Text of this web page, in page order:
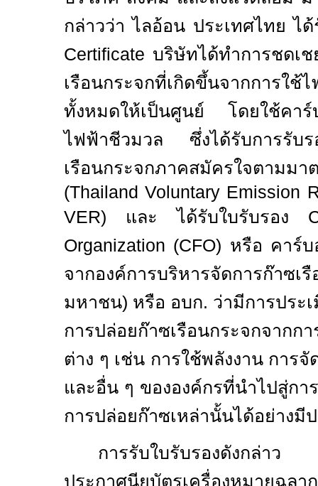
กล่าวว่า ไลอ้อน ประเทศไทย ไ
Certificate บริษัทได้ทำการชดเ
เรือนกระจกที่เกิดขึ้นจากการใช้
ทั้งหมดให้เป็นศูนย์ โดยใช้คาร์
ไฟฟ้าชีวมวล ซึ่งได้รับการรับร
เรือนกระจกภาคสมัครใจตามมา
(Thailand Voluntary Emission
VER) และ ได้รับใบรับรอง
Organization (CFO) หรือ คาร์
จากองค์การบริหารจัดการก๊าซ
มหาชน) หรือ อบก. ว่ามีการประ
การปล่อยก๊าซเรือนกระจกจาก
ต่าง ๆ เช่น การใช้พลังงาน การ
และอื่น ๆ ขององค์กรที่นำไปสู่กา
การปล่อยก๊าซเหล่านั้นได้อย่างมี
การรับใบรับรองดังก
ประกาศนียบัตรเครื่องหมายฉ